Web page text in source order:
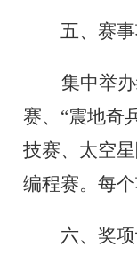
五、赛
集中举
赛、“震地奇
技赛、太空
编程赛。每
六、奖